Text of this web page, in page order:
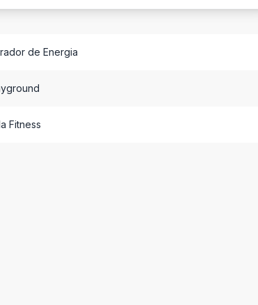
de Energia
Fitness